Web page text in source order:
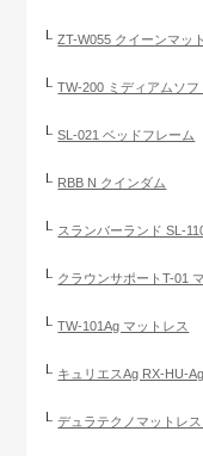
ZT-W055 クイーンマッ
TW-200 ミディアムソ
SL-021 ベッドフレーム
RBB N クインダム
スランバーランド SL-
クラウンサポートT-01
TW-101Ag マットレス
キュリエスAg RX-HU-
デュラテクノマットレ